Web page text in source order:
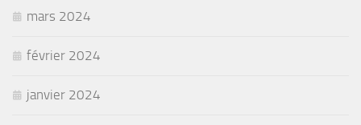
mars 2024
février 2024
janvier 2024